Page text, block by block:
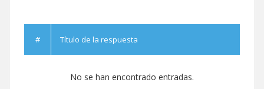
# Título de la respuesta
No se han encontrado entradas.